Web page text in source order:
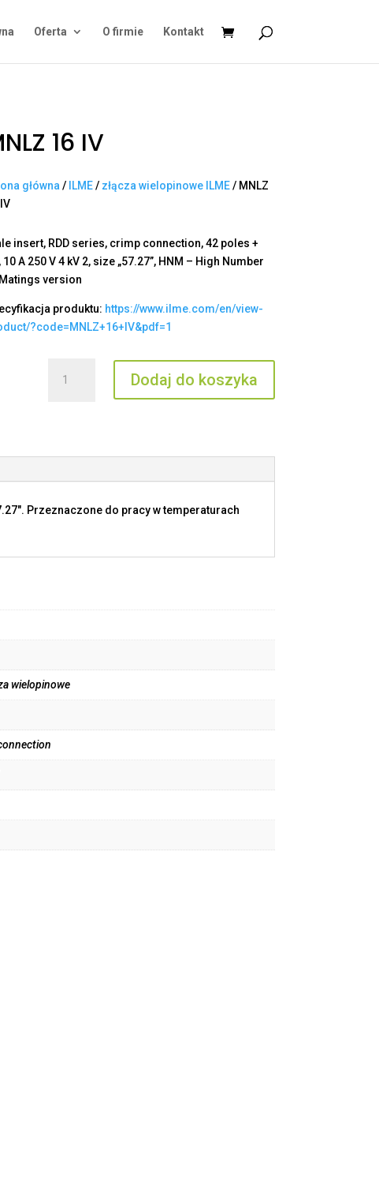
Oferta O firmie Kontakt
16 IV
główna / ILME/ złącza wielopinowe ILME/ MNLZ
insert, RDD series, crimp connection, 42 poles +
10 A 250 V 4 kV 2, size „57.27”, HNM – High Number
version
produktu: https://www.ilme.com/en/view-
?code=MNLZ+16+IV&pdf=1
MNLZ
Dodaj do koszyka
Przeznaczone do pracy w temperaturach
wielopinowe